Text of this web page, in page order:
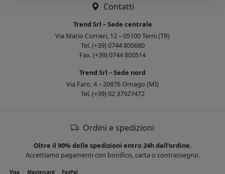
Contatti
Trend Srl – Sede centrale
Via Mario Corrieri, 12 – 05100 Terni (TR)
Tel. (+39) 0744 800680
Fax. (+39) 0744 800514
Trend Srl – Sede nord
Via Faro, 4 – 20876 Ornago (MI)
Tel. (+39) 02 37927472
Ordini e spedizioni
Oltre il 90% delle spedizioni entro 24h dall’ordine.
Accettiamo pagamenti con bonifico, carta o contrassegno.
Visa Mastercard PayPal